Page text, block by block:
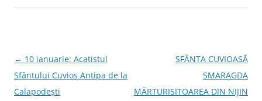
Navigare
în
articole
← 10 ianuarie: Acatistul
Sfântului Cuvios Antipa de la
Calapodești
SFÂNTA CUVIOASĂ
SMARAGDA
MĂRTURISITOAREA DIN NIJIN